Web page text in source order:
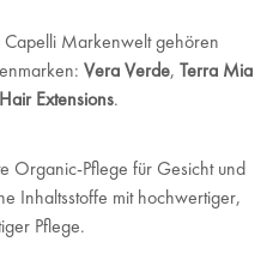
Markenwelt gehören
Vera Verde, Terra Mia
Extensions.
Organic-Pflege für Gesicht und
Inhaltsstoffe mit hochwertiger,
Pflege.